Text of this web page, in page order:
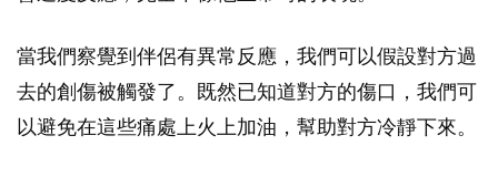
當我們察覺到伴侶有異常反應，我們可以假設對方過
去的創傷被觸發了。既然已知道對方的傷口，我們可
以避免在這些痛處上火上加油，幫助對方冷靜下來。